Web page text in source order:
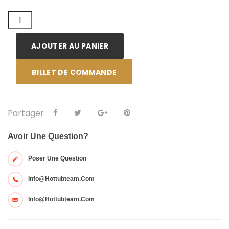
AJOUTER AU PANIER
BILLET DE COMMANDE
Partager
Avoir Une Question?
Poser Une Question
Info@hottubteam.com
Info@hottubteam.com